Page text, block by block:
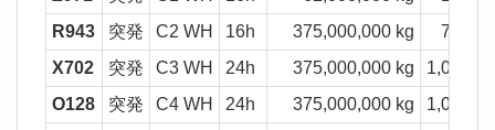
R943
突発 C2 WH 16h 375,000,000 kg
X702
突発 C3 WH 24h 375,000,000 kg
O128
突発 C4 WH 24h 375,000,000 kg